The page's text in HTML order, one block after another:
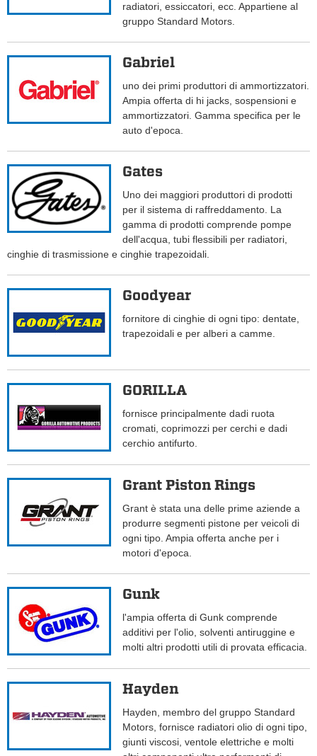
radiatori, essiccatori, ecc. Appartiene al
gruppo Standard Motors.
Gabriel
uno dei primi produttori di ammortizzatori.
Ampia offerta di hi jacks, sospensioni e
ammortizzatori. Gamma specifica per le
auto d'epoca.
Gates
Uno dei maggiori produttori di prodotti
per il sistema di raffreddamento. La
gamma di prodotti comprende pompe
dell'acqua, tubi flessibili per radiatori,
cinghie di trasmissione e cinghie trapezoidali.
Goodyear
fornitore di cinghie di ogni tipo: dentate,
trapezoidali e per alberi a camme.
GORILLA
fornisce principalmente dadi ruota
cromati, coprimozzi per cerchi e dadi
cerchio antifurto.
Grant Piston Rings
Grant è stata una delle prime aziende a
produrre segmenti pistone per veicoli di
ogni tipo. Ampia offerta anche per i
motori d'epoca.
Gunk
l'ampia offerta di Gunk comprende
additivi per l'olio, solventi antiruggine e
molti altri prodotti utili di provata efficacia.
Hayden
Hayden, membro del gruppo Standard
Motors, fornisce radiatori olio di ogni tipo,
giunti viscosi, ventole elettriche e molti